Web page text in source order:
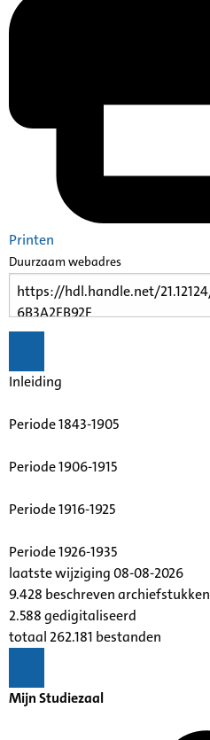
Printen
Duurzaam webadres
Inleiding
Periode 1843-1905
Periode 1906-1915
Periode 1916-1925
Periode 1926-1935
laatste wijziging 08-08-2026
9.428 beschreven archiefstukken
2.588 gedigitaliseerd
totaal 262.181 bestanden
Mijn Studiezaal